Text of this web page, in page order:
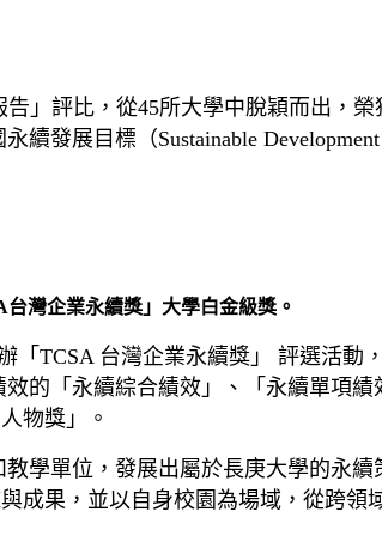
告」評比，從45所大學中脫穎而出，榮
續發展目標（Sustainable
灣企業永續獎」大學白金級獎。
「TCSA 台灣企業永續獎」 評選活動
的「永續綜合績效」、「永續單項
物獎」。
學單位，發展出屬於長庚大學的永
成果，並以自身校園為場域，從跨領